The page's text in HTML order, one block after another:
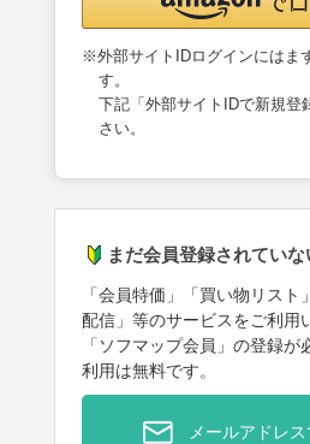
※外部サイトIDログインにはま
す。
下記「外部サイトIDで新規登
さい。
まだ会員登録されてい
「会員特価」「買い物リスト
配信」等のサービスをご利用
「ソフマップ会員」の登録
利用は無料です。
メールアドレ